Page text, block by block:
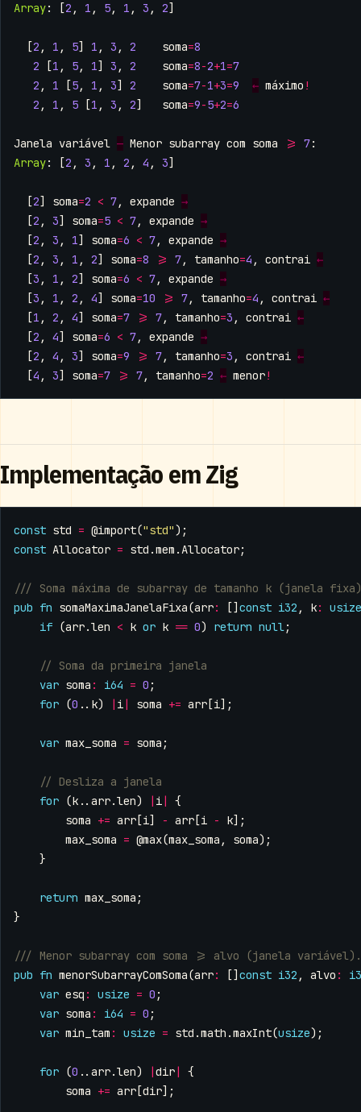
Array: [2 , 1 , 5, 1 , 3 , 2]
[2 , 1 , 5] 1 , 3 , 2 soma=8
2
[1 , 5, 1] 3 , 2 soma=8-2+1=7
2 , 1 [5, 1 , 3] 2 soma=7-1+3=9 ← máximo !
2 , 1 , 5 [1 , 3 , 2] soma=9-5+2=6
Janela variável — Menor subarray com soma >= 7:
Array: [2 , 3 , 1 , 2 , 4 , 3]
[2] soma=2 < 7, expande →
[2 , 3] soma=5 < 7, expande →
[2 , 3 , 1] soma=6 < 7, expande →
[2 , 3 , 1 , 2] soma=8 >= 7, tamanho=4 , contrai ←
[3 , 1 , 2] soma=6 < 7, expande →
[3 , 1 , 2 , 4] soma=10 >= 7, tamanho=4 , contrai ←
[1 , 2 , 4] soma=7 >= 7, tamanho=3 , contrai ←
[2 , 4] soma=6 < 7, expande →
[2 , 4 , 3] soma=9 >= 7, tamanho=3 , contrai ←
[4 , 3] soma=7 >= 7, tamanho=2 ← menor!
Implementação em Zig
const std = @import("std");
const Allocator = std .mem .Allocator;
pub fn somaMaximaJanelaFixa(arr: [] const i32 , k:
usize
if (arr.len < k or k == 0) return null;
var soma : i64 = 0 ;
for (0 .. k) | i| soma += arr [i];
var max_soma = soma ;
for (k .. arr.len) | i|
{
soma += arr [i] - arr [i - k];
max_soma = @max(max_soma , soma);
}
return max_soma ;
}
pub fn menorSubarrayComSoma(arr: [] const i32 , alvo :
var esq : usize = 0 ;
var soma : i64 = 0 ;
var min_tam : usize = std .math .maxInt(usize);
for (0 .. arr.len) |dir|
{
soma += arr [dir];